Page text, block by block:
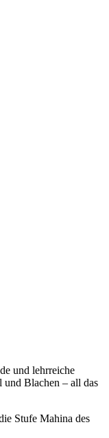
und lehrreiche
und Blachen – all das
Stufe Mahina des